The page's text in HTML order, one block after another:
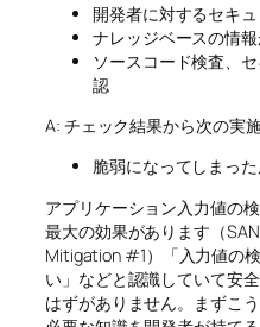
開発者に対するセキ
ナレッジベースの情
ソースコード検査、
認
A: チェック結果から次の実
脆弱になってしまっ
アプリケーション入力値の
最大の効果があります（
Mitigation #1）「入力値の
い」などと認識していて安
はずがありません。まずこ